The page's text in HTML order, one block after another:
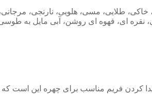
خاکی، طلایی، مسی، هلویی، نارنجی،
نقره ای، قهوه ای روشن، آبی مایل به
پیدا کردن فریم مناسب برای چهره این